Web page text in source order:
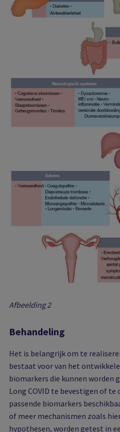
Afbeelding 2
Behandeling
Het is belangrijk om te
bestaat voor van het
biomarkers die kunnen worden
Long COVID te bevestigen of
passende biomarkers
of meer mechanismen zoals
hypothesen, worden getest in